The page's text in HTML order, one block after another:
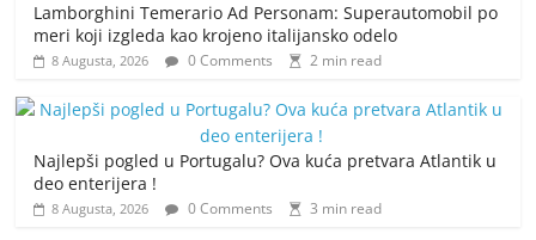
Lamborghini Temerario Ad Personam: Superautomobil po
meri koji izgleda kao krojeno italijansko odelo
8 Augusta, 2026 0 Comments 2 min read
Najlepši pogled u Portugalu? Ova kuća pretvara Atlantik u
deo enterijera !
8 Augusta, 2026 0 Comments 3 min read